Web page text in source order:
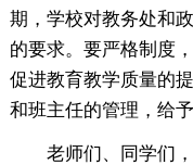
期，学校对教务处和
的要求。要严格制度
促进教育教学质量的
和班主任的管理，给
老师们、同学们